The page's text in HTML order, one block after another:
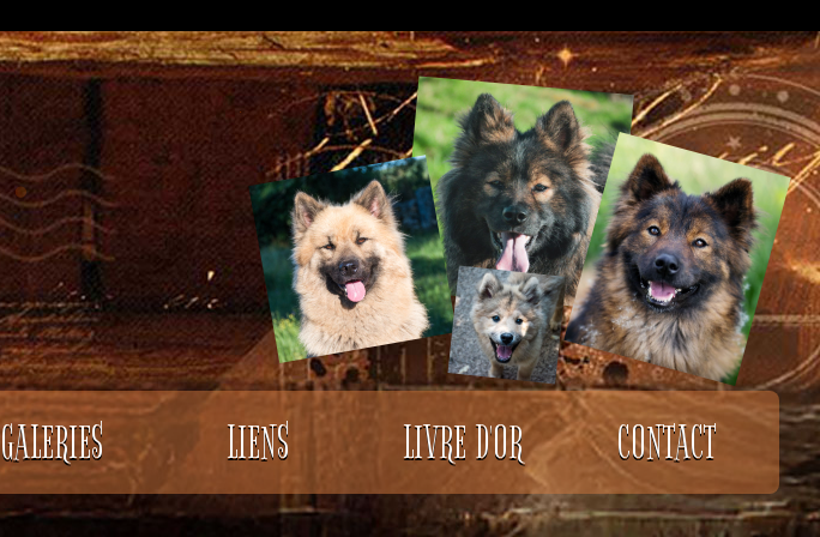
GALERIES LIENS LIVRE D'OR CONTACT